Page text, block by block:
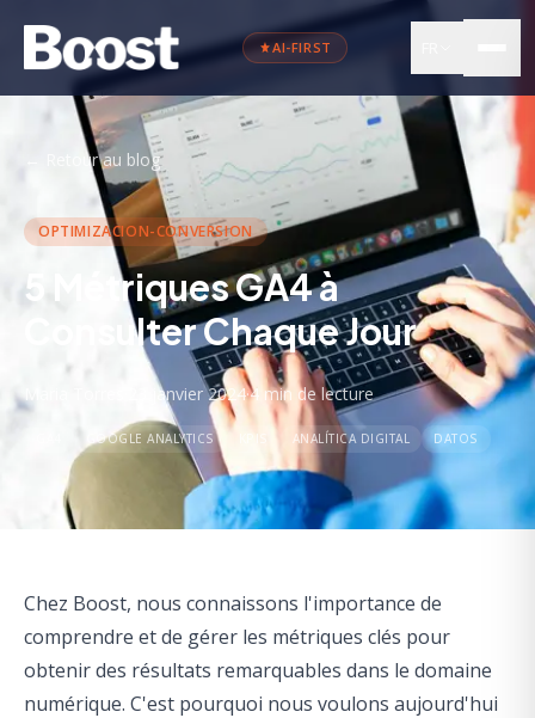
AI-FIRST
Retour au blog
OPTIMIZACION-CONVERSION
5 Métriques GA4 à
Consulter Chaque Jour
23 janvier 2024·4 min de lecture
GOOGLE ANALYTICS KPIS ANALÍTICA DIGITAL DATOS
Chez Boost, nous connaissons l'importance de
comprendre et de gérer les métriques clés pour
obtenir des résultats remarquables dans le domaine
numérique. C'est pourquoi nous voulons aujourd'hui